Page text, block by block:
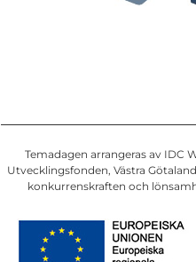
Temadagen arrangeras av IDC
Utvecklingsfonden, Västra
konkurrenskraften och